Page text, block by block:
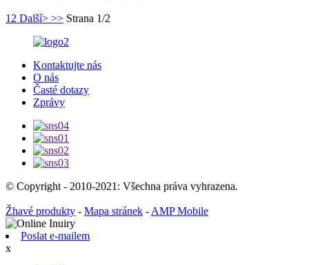
1 2 Další> >> Strana 1/2
Kontaktujte nás
O nás
Časté dotazy
Zprávy
© Copyright - 2010-2021: Všechna práva vyhrazena.
Žhavé produkty - Mapa stránek - AMP Mobile
Poslat e-mailem
x